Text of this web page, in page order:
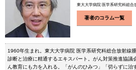
東大大学病院 医学系研究科総合
著者のコラム一覧
1960年生まれ。東大大学病院 医学系研究科総合放射線
診断と治療に精通するエキスパート。がん対策推進協議
ん教育にも力を入れる。「がんのひみつ」「切らずに治